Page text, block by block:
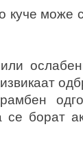
куче може
борат